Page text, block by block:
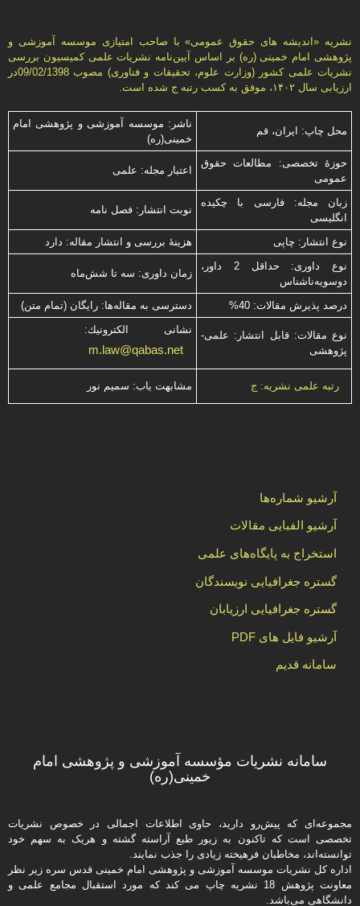
نشریه «انديشه های حقوق عمومی» با صاحب امتیازی موسسه آموزشی و
پژوهشی امام خمینی (ره) بر اساس آیین‌نامه نشریات علمی كمیسیون بررسى
نشریات علمى كشور (وزارت علوم، تحقیقات و فناورى) مصوب 09/02/1398در
ارزیابی سال ۱۴۰۲، موفق به کسب رتبه ج شده است.
محل چاپ: ایران، قم
ناشر: موسسه آموزشی و پژوهشی امام
خمینی(ره)
حوزۀ تخصصی: مطالعات حقوق
عمومی
اعتبار مجله: علمی
زبان مجله: فارسی با چكیده
انگلیسی
نوبت انتشار: فصل نامه
نوع انتشار: چاپی
هزینۀ بررسی و انتشار مقاله: دارد
نوع داوری: حداقل 2 داور،
دوسویه‌ناشناس
زمان داوری: سه تا شش‌ماه
درصد پذیرش مقالات: 40% دسترسی به مقاله‌ها: رایگان (تمام متن)
نوع مقالات: قابل انتشار: علمی-
پژوهشی
نشانی الكترونیك:
m.law@qabas.net
رتبه علمی نشریه: ج مشابهت ياب: سميم نور
آرشیو شماره‌ها
آرشیو الفبایی مقالات
استخراج به پایگاه‌های علمی
گستره جغرافیایی نویسندگان
گستره جغرافیایی ارزیابان
آرشیو فایل های PDF
سامانه قدیم
سامانه نشریات مؤسسه آموزشی و پژوهشی امام
خمینی(ره)
مجموعه‌ای که پیش‌رو دارید،‌ حاوی اطلاعات اجمالی در خصوص نشریات
تخصصی است که تاکنون به زیور طبع آراسته گشته و هریک به سهم خود
توانسته‌اند، مخاطبان فرهیخته‌ زیادی را جذب نمایند.
اداره كل نشریات موسسه آموزشی و پژوهشی امام خمینی قدس سره زیر نظر
معاونت پژوهش 18 نشریه چاپ می کند که مورد استقبال مجامع علمی و
دانشگاهی می‌باشد.